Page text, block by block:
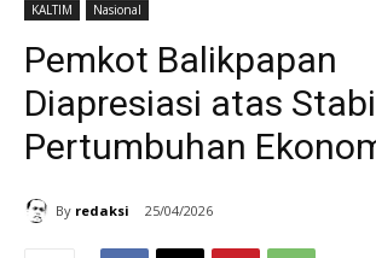
KALTIM Nasional
Pemkot Balikpapan
Diapresiasi atas
Pertumbuhan
By redaksi 25/04/2026